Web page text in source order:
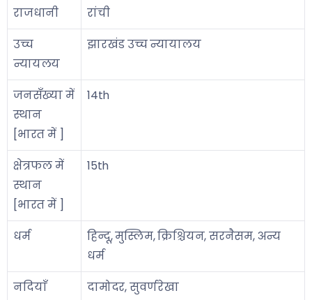
राजधानी
रांची
उच्च
न्यायलय
झारखंड उच्च न्यायालय
जनसँख्या में
स्थान
[भारत में ]
14th
क्षेत्रफल में
स्थान
[भारत में ]
15th
धर्म
हिन्दू, मुस्लिम, क्रिश्चियन, सरनैसम, अन्य
धर्म
नदियाँ
दामोदर, सुवर्णरेखा